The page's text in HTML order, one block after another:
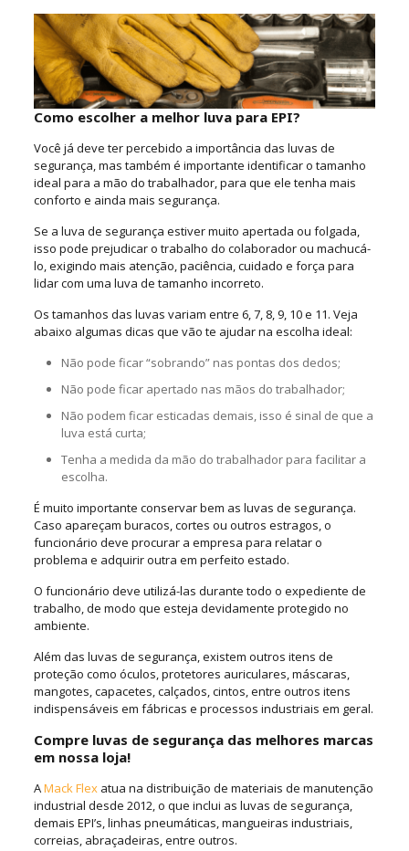
Como escolher a melhor luva para EPI?
Você já deve ter percebido a importância das luvas de
segurança, mas também é importante identificar o tamanho
ideal para a mão do trabalhador, para que ele tenha mais
conforto e ainda mais segurança.
Se a luva de segurança estiver muito apertada ou folgada,
isso pode prejudicar o trabalho do colaborador ou machucá-
lo, exigindo mais atenção, paciência, cuidado e força para
lidar com uma luva de tamanho incorreto.
Os tamanhos das luvas variam entre 6, 7, 8, 9, 10 e 11. Veja
abaixo algumas dicas que vão te ajudar na escolha ideal:
Não pode ficar “sobrando” nas pontas dos dedos;
Não pode ficar apertado nas mãos do trabalhador;
Não podem ficar esticadas demais, isso é sinal de que a
luva está curta;
Tenha a medida da mão do trabalhador para facilitar a
escolha.
É muito importante conservar bem as luvas de segurança.
Caso apareçam buracos, cortes ou outros estragos, o
funcionário deve procurar a empresa para relatar o
problema e adquirir outra em perfeito estado.
O funcionário deve utilizá-las durante todo o expediente de
trabalho, de modo que esteja devidamente protegido no
ambiente.
Além das luvas de segurança, existem outros itens de
proteção como óculos, protetores auriculares, máscaras,
mangotes, capacetes, calçados, cintos, entre outros itens
indispensáveis em fábricas e processos industriais em geral.
Compre luvas de segurança das melhores marcas
em nossa loja!
AMack Flexatua na distribuição de materiais de manutenção
industrial desde 2012, o que inclui as luvas de segurança,
demais EPI’s, linhas pneumáticas, mangueiras industriais,
correias, abraçadeiras, entre outros.